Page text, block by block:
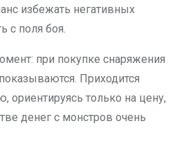
избежать негативных
с поля боя.
при покупке снаряжения
Приходится
ориентируясь только на цену,
денег с монстров очень